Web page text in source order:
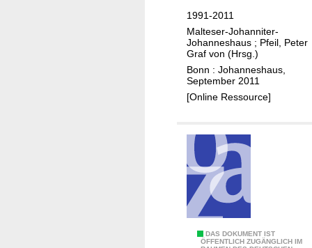
a
n
k
u
n
g
e
i
d
n
F
c
h
r
i
f
t
u
m
2
-
j
1991-2011
Malteser-Johanniter-
Johanneshaus ; Pfeil, Peter
Graf von (Hrsg.)
Bonn : Johanneshaus,
September 2011
[Online Ressource]
DAS DOKUMENT IST
ÖFFENTLICH ZUGÄNGLICH IM